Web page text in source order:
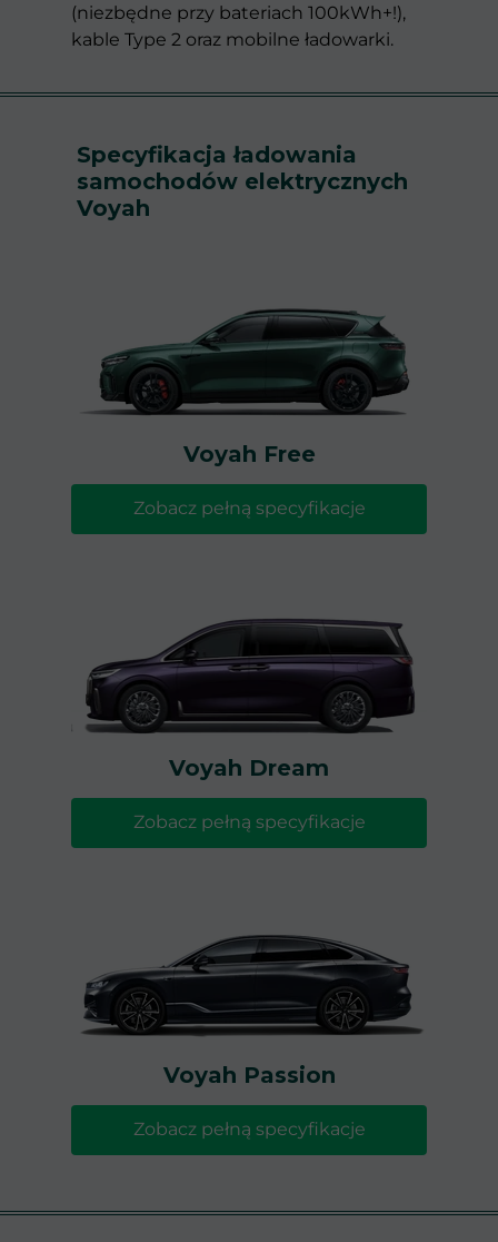
Voyah Passion
Zobacz pełną specyfikacje
Voyah Dream
Zobacz pełną specyfikacje
Voyah Free
Zobacz pełną specyfikacje
Specyfikacja ładowania
samochodów elektrycznych
Voyah
(niezbędne przy bateriach 100kWh+!),
kable Type 2 oraz mobilne ładowarki.